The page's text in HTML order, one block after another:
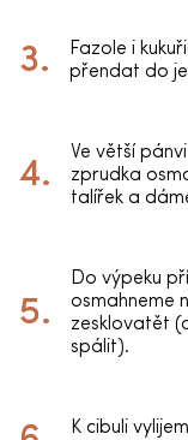
Fazole i
přendat do
Ve větší
zprudka
talířek a
Do výpeku
osmahneme
zesklovatět
spálit).
K cibuli